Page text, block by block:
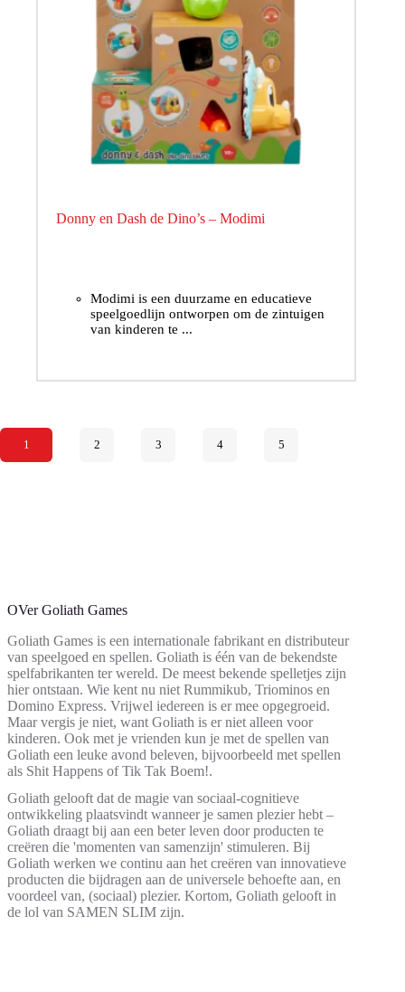
Donny en Dash de Dino’s – Modimi
Modimi is een duurzame en educatieve
speelgoedlijn ontworpen om de zintuigen
van kinderen te ...
1 2 3 4 5
OVer Goliath Games
Goliath Games is een internationale fabrikant en distributeur
van speelgoed en spellen. Goliath is één van de bekendste
spelfabrikanten ter wereld. De meest bekende spelletjes zijn
hier ontstaan. Wie kent nu niet Rummikub, Triominos en
Domino Express. Vrijwel iedereen is er mee opgegroeid.
Maar vergis je niet, want Goliath is er niet alleen voor
kinderen. Ook met je vrienden kun je met de spellen van
Goliath een leuke avond beleven, bijvoorbeeld met spellen
als Shit Happens of Tik Tak Boem!.
Goliath gelooft dat de magie van sociaal-cognitieve
ontwikkeling plaatsvindt wanneer je samen plezier hebt –
Goliath draagt bij aan een beter leven door producten te
creëren die 'momenten van samenzijn' stimuleren. Bij
Goliath werken we continu aan het creëren van innovatieve
producten die bijdragen aan de universele behoefte aan, en
voordeel van, (sociaal) plezier. Kortom, Goliath gelooft in
de lol van SAMEN SLIM zijn.